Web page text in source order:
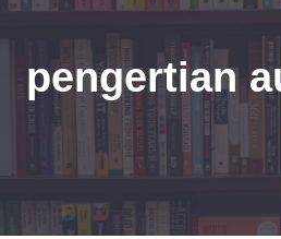
pengertian